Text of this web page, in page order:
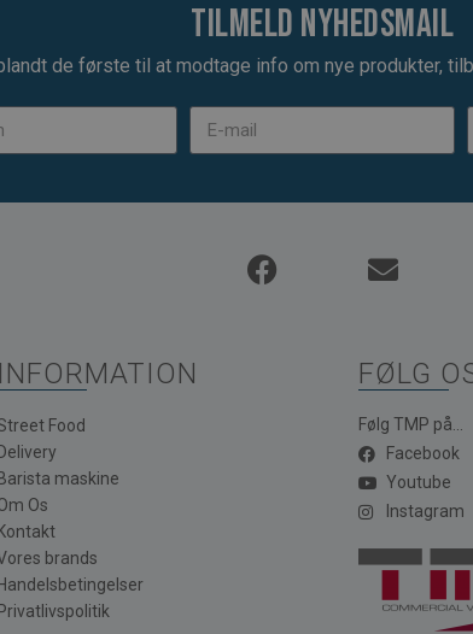
Tilmeld nyhedsmail
de første til at modtage info om nye produkter,
INFORMATION
Food
Delivery
Barista maskine
Os
Kontakt
brands
Handelsbetingelser
Privatlivspolitik
FØLG
Følg TMP på...
Facebook
Youtube
Instagram